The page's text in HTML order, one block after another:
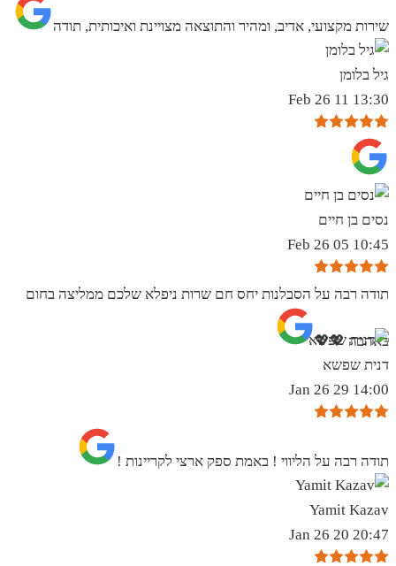
שירות מקצועי, אדיב, ומהיר והתוצאה מצויינת ואיכותית, תודה
גיל בלומן
13:30 11 Feb 26
נסים בן חיים
10:45 05 Feb 26
תודה רבה על הסבלנות יחס חם שרות ניפלא שלכם ממליצה בחום
באהבה 💖💖
דנית שפשא
14:00 29 Jan 26
תודה רבה על הליווי ! באמת ספק ארצי לקריינות !
Yamit Kazav
20:47 20 Jan 26